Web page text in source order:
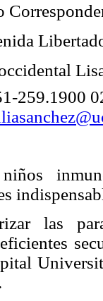
259.1900
las